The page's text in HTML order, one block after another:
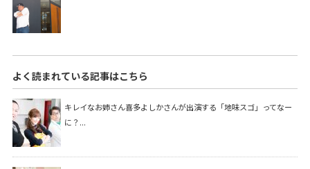
よく読まれている記事はこちら
キレイなお姉さん喜多よしかさんが出演する「地味スゴ」ってなー
に？...